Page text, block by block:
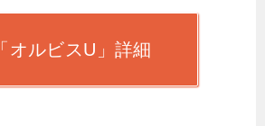
「オルビスU」詳細